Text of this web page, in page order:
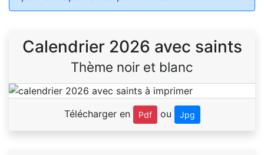
Calendrier 2026 avec saints
Thème noir et blanc
Télécharger en Pdf ou Jpg